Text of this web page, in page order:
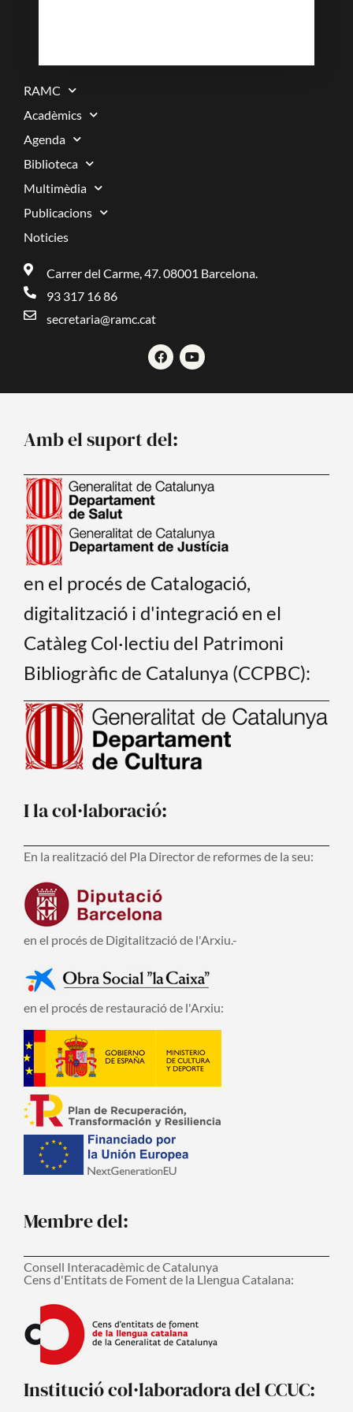
RAMC
Acadèmics
Agenda
Biblioteca
Multimèdia
Publicacions
Noticies
Carrer del Carme, 47. 08001 Barcelona.
93 317 16 86
secretaria@ramc.cat
F
a
c
k
Y
o
u
Amb el suport del:
en el procés de Catalogació,
digitalització i d'integració en el
Catàleg Col·lectiu del Patrimoni
Bibliogràfic de Catalunya (CCPBC):
I la col·laboració:
En la realització del Pla Director de reformes de la seu:
en el procés de Digitalització de l'Arxiu.-
en el procés de restauració de l'Arxiu:
Membre del:
Consell Interacadèmic de Catalunya
Cens d'Entitats de Foment de la Llengua Catalana:
Institució col·laboradora del CCUC: